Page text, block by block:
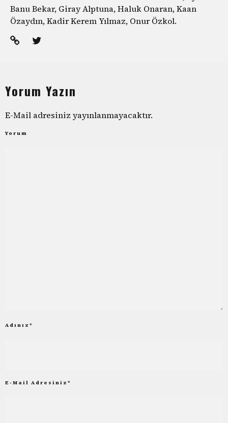
Banu Bekar, Giray Alptuna, Haluk Onaran, Kaan
Özaydın, Kadir Kerem Yılmaz, Onur Özkol.
Yorum Yazın
E-Mail adresiniz yayınlanmayacaktır.
Yorum
Adınız *
E-Mail Adresiniz *